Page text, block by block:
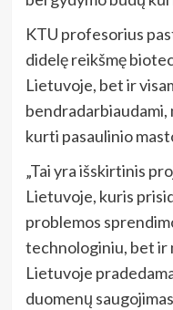
KTU profesorius
didelę reikšmę
Lietuvoje, bet ir
bendradarbiaudami,
kurti pasaulinio
„Tai yra išskirtinis
Lietuvoje, kuris
problemos
technologiniu, bet ir
Lietuvoje
duomenų